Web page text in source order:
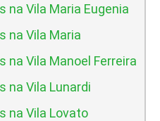
na Vila Maria Eugenia
na Vila Maria
na Vila Manoel Ferreira
na Vila Lunardi
na Vila Lovato